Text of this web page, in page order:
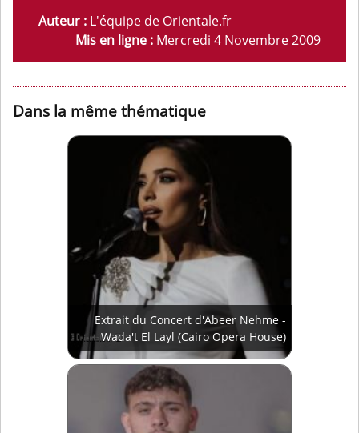
Auteur : L'équipe de Orientale.fr
Mis en ligne : Mercredi 4 Novembre 2009
Dans la même thématique
Extrait du Concert d'Abeer Nehme -
Wada't El Layl (Cairo Opera House)